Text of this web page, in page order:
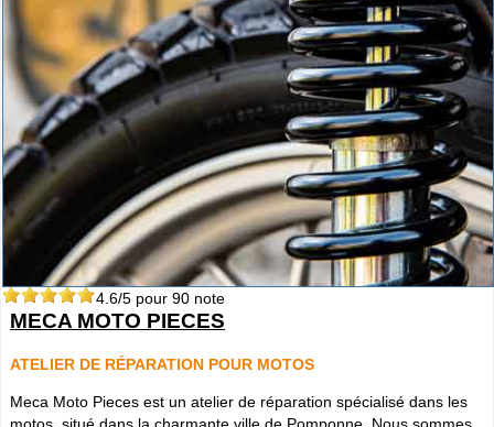
4.6/5 pour 90 note
MECA MOTO PIECES
ATELIER DE RÉPARATION POUR MOTOS
Meca Moto Pieces est un atelier de réparation spécialisé dans les